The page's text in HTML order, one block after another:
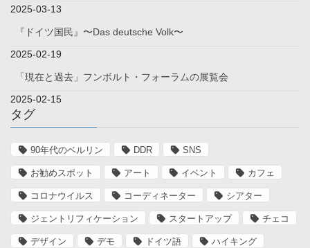
2025-03-13
『ドイツ国民』〜Das deutsche Volk〜
2025-02-19
「現在と過去」フンボルト・フォーラムの展覧会
2025-02-15
タグ
90年代のベルリン DDR SNS
お勧めスポット アート イベント カフェ
コロナウイルス コーディネーター シアター
ジェントリフィケーション スタートアップ チェコ
デザイン デモ ドイツ語 ハイキング